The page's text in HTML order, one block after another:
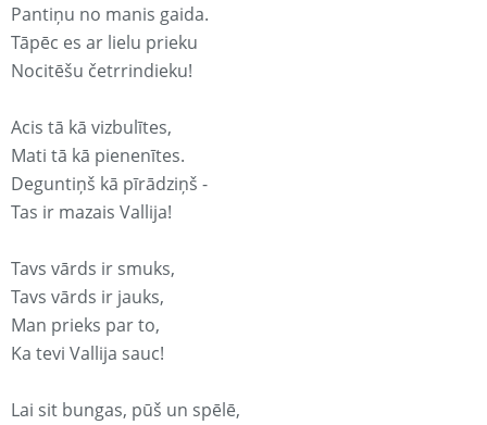
Pantiņu no manis gaida.
Tāpēc es ar lielu prieku
Nocitēšu četrrindieku!
Acis tā kā vizbulītes,
Mati tā kā pienenītes.
Deguntiņš kā pīrādziņš -
Tas ir mazais Vallija!
Tavs vārds ir smuks,
Tavs vārds ir jauks,
Man prieks par to,
Ka tevi Vallija sauc!
Lai sit bungas, pūš un spēlē,